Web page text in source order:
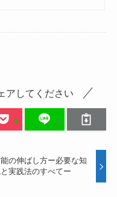
アしてください
の伸ばし方ー必要な知
実践法のすべてー